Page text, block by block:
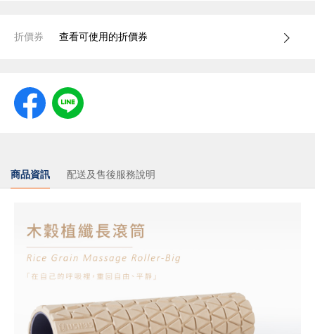
折價券 查看可使用的折價券
商品資訊 配送及售後服務說明